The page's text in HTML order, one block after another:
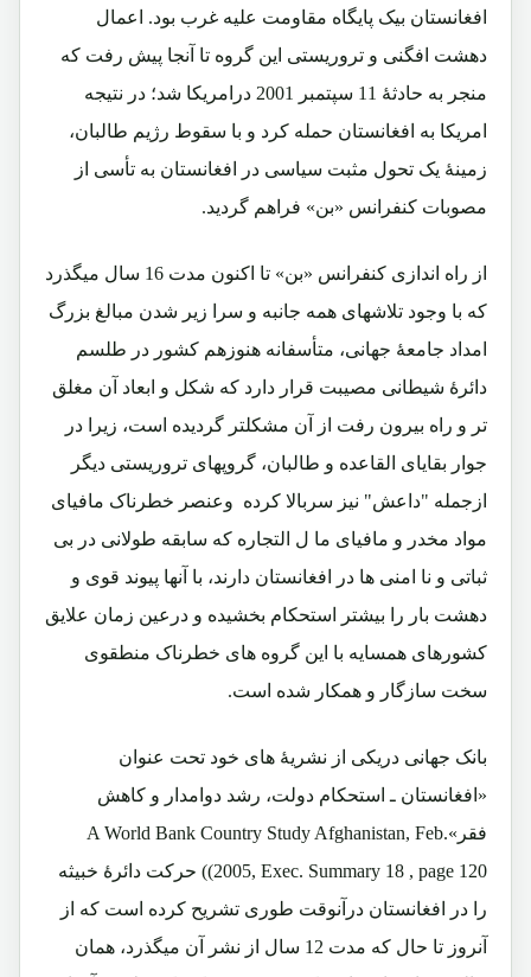
افغانستان بیک پایگاه مقاومت علیه غرب بود. اعمال
دهشت افگنی و تروریستی این گروه تا آنجا پیش رفت که
منجر به حادثۀ 11 سپتمبر 2001 درامریکا شد؛ در نتیجه
امریکا به افغانستان حمله کرد و با سقوط رژیم طالبان،
زمینۀ یک تحول مثبت سیاسی در افغانستان به تأسی از
مصوبات کنفرانس «بن» فراهم گردید.
از راه اندازی کنفرانس «بن» تا اکنون مدت 16 سال میگذرد
که با وجود تلاشهای همه جانبه و سرا زیر شدن مبالغ بزرگ
امداد جامعۀ جهانی، متأسفانه هنوزهم کشور در طلسم
دائرۀ شیطانی مصیبت قرار دارد که شکل و ابعاد آن مغلق
تر و راه بیرون رفت از آن مشکلتر گردیده است، زیرا در
جوار بقایای القاعده و طالبان، گروپهای تروریستی دیگر
ازجمله "داعش" نیز سربالا کرده وعنصر خطرناک مافیای
مواد مخدر و مافیای ما ل التجاره که سابقه طولانی در بی
ثباتی و نا امنی ها در افغانستان دارند، با آنها پیوند قوی و
دهشت بار را بیشتر استحکام بخشیده و درعین زمان علایق
کشورهای همسایه با این گروه های خطرناک منطقوی
سخت سازگار و همکار شده است.
بانک جهانی دریکی از نشریۀ های خود تحت عنوان
«افغانستان ـ استحکام دولت، رشد دوامدار و کاهش
فقر»A World Bank Country Study Afghanistan, Feb.
2005, Exec. Summary 18 , page 120)
) حرکت دائرۀ خبیثه
را در افغانستان درآنوقت طوری تشریح کرده است که از
آنروز تا حال که مدت 12 سال از نشر آن میگذرد، همان